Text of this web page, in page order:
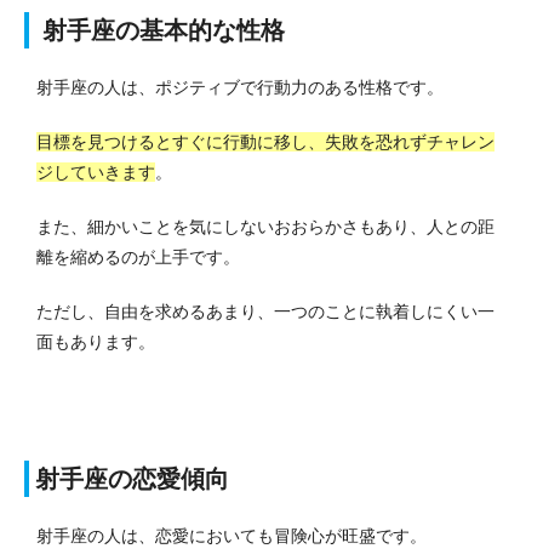
射手座の基本的な性格
射手座の人は、ポジティブで行動力のある性格です。
目標を見つけるとすぐに行動に移し、失敗を恐れずチャレン
ジしていきます。
また、細かいことを気にしないおおらかさもあり、人との距
離を縮めるのが上手です。
ただし、自由を求めるあまり、一つのことに執着しにくい一
面もあります。
射手座の恋愛傾向
射手座の人は、恋愛においても冒険心が旺盛です。